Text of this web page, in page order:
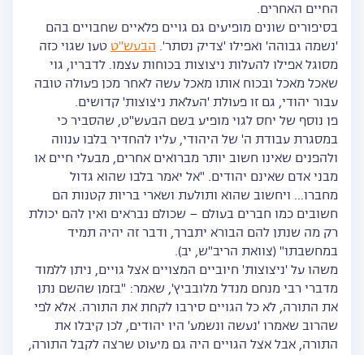
החיים האחרים.
בסיפורים שונים מופיעים גם גויים פלאיים שחבויים בהם
'נשמה גבוהה' ואפילו 'צדיק נסתר'. הבעש"ט טען שגוי כזה
מסוגל אפילו להעלות ניצוצות בכוחות עצמו. לדבריו, גוי
שאכל מאכל ובכוח אותו מאכל עשה לאחר מכן פעולה טובה
עבור יהודי, גם זו פעולת 'העלאת ניצוצות' קדושים.
פן נוסף של יחס לגוי מופיע בשם הבעש"ט, שהסביר כי
במסגרת עבודת ה' של היהודי, עליו להחדיר בלבו ענווה
ולהפנים שאינו חשוב יותר מברואים אחרים, מבעלי חיים או
מבני אדם שאינם יהודים. "אל יאמר בלבו שהוא גדול
מחברו… ויחשוב שהוא ותולעת ושארי בריות קטנות הם
חשובים כמו חברים בעולם – שכולם נבראים ואין להם יכולת
רק מה שנתן להם הבורא יתברך, ודבר זה יהיה תמיד
במחשבתו" (צוואת הריב"ש, יב).
משהו על 'ניצוצות' חיוביים המצויים אצל גויים, ניתן ללמוד
מדברי רבי מנחם מנדל מלובביץ', שאמר: "בזמן שהשם נתן
את התורה, לא כל הגויים סירבו לקחת את התורה. אלא לפי
שהרוב שאמרו 'נעשה ונשמע' היו יהודים, לכן קיבלו את
התורה, אבל אצל הגויים היה גם מיעוט שרצה לקבל התורה,